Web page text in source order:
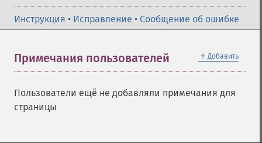
Инструкция • Исправление • Сообщение об ошибке
＋ Добавить
Примечания пользователей
Пользователи ещё не добавляли примечания для
страницы